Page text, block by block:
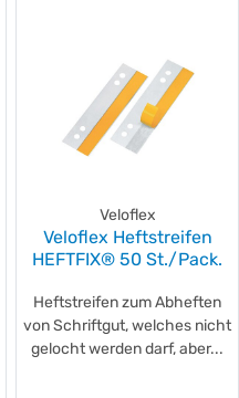
Veloflex
Veloflex Heftstreifen
HEFTFIX® 50 St./Pack.
Heftstreifen zum Abheften
von Schriftgut, welches nicht
gelocht werden darf, aber...